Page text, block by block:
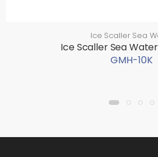
Ice Scaller Sea
Ice Scaller Sea
GMH-10K